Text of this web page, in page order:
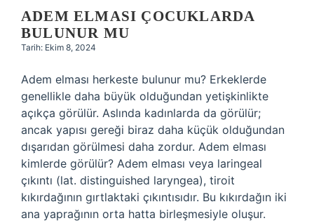
ADEM ELMASI ÇOCUKLARDA
BULUNUR MU
Tarih: Ekim 8, 2024
Adem elması herkeste bulunur mu? Erkeklerde
genellikle daha büyük olduğundan yetişkinlikte
açıkça görülür. Aslında kadınlarda da görülür;
ancak yapısı gereği biraz daha küçük olduğundan
dışarıdan görülmesi daha zordur. Adem elması
kimlerde görülür? Adem elması veya laringeal
çıkıntı (lat. distinguished laryngea), tiroit
kıkırdağının gırtlaktaki çıkıntısıdır. Bu kıkırdağın iki
ana yaprağının orta hatta birleşmesiyle oluşur.